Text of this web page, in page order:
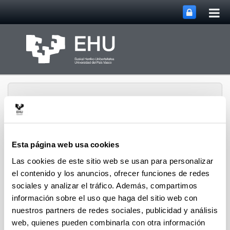
Esta página web usa cookies
Las cookies de este sitio web se usan para personalizar
el contenido y los anuncios, ofrecer funciones de redes
sociales y analizar el tráfico. Además, compartimos
información sobre el uso que haga del sitio web con
nuestros partners de redes sociales, publicidad y análisis
web, quienes pueden combinarla con otra información
Inicio Departamento de
Física Aplicada
MenúAbrir/cerrar
Enlaces